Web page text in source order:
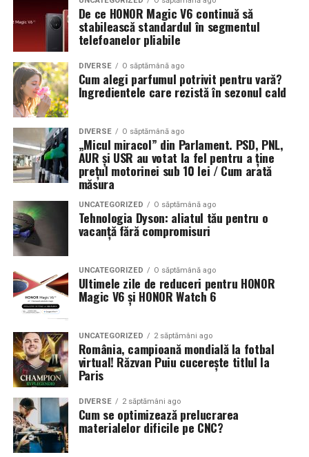
De ce HONOR Magic V6 continuă să
stabilească standardul în segmentul
telefoanelor pliabile
DIVERSE O săptămână ago
Cum alegi parfumul potrivit pentru vară?
Ingredientele care rezistă în sezonul cald
DIVERSE O săptămână ago
„Micul miracol” din Parlament. PSD, PNL,
AUR și USR au votat la fel pentru a ține
prețul motorinei sub 10 lei / Cum arată
măsura
UNCATEGORIZED O săptămână ago
Tehnologia Dyson: aliatul tău pentru o
vacanță fără compromisuri
UNCATEGORIZED O săptămână ago
Ultimele zile de reduceri pentru HONOR
Magic V6 și HONOR Watch 6
UNCATEGORIZED 2 săptămâni ago
România, campioană mondială la fotbal
virtual! Răzvan Puiu cucerește titlul la
Paris
DIVERSE 2 săptămâni ago
Cum se optimizează prelucrarea
materialelor dificile pe CNC?